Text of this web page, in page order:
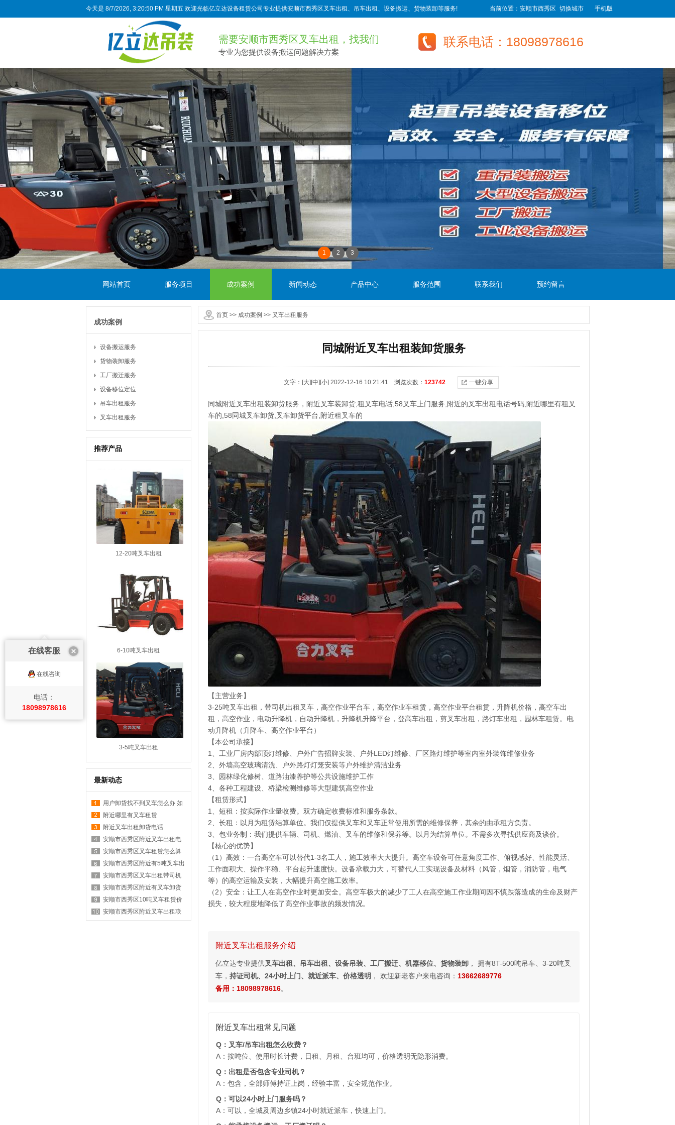
今天是 8/7/2026, 3:20:51 PM 星期五 欢迎光临亿立达设备租赁公司专业提供安顺市西秀区叉车出租、吊车出租、设备搬运、货物装卸等服务! 当前位置：安顺市西秀区 切换城市 手机版
需要安顺市西秀区叉车出租，找我们
专业为您提供设备搬运问题解决方案
联系电话：18098978616
1 2 3
网站首页 服务项目 成功案例 新闻动态 产品中心 服务范围 联系我们 预约留言
首页>> 成功案例 >> 叉车出租服务
成功案例
设备搬运服务
货物装卸服务
工厂搬迁服务
设备移位定位
吊车出租服务
叉车出租服务
推荐产品
12-20吨叉车出租
6-10吨叉车出租
3-5吨叉车出租
最新动态
用户卸货找不到叉车怎么办 如
何在附近找叉车
附近哪里有叉车租赁
附近叉车出租卸货电话
安顺市西秀区附近叉车出租电
话是多少？
安顺市西秀区叉车租赁怎么算
台班？
安顺市西秀区附近有5吨叉车出
租吗？
安顺市西秀区叉车出租带司机
价格？
安顺市西秀区附近有叉车卸货
服务吗？
安顺市西秀区10吨叉车租赁价
格表？
安顺市西秀区附近叉车出租联
同城附近叉车出租装卸货服务
文字： [大] [中] [小] 2022-12-16 10:21:41 浏览次数： 123742 一键分享
同城附近叉车出租装卸货服务，附近叉车装卸货,租叉车电话,58叉车上门服务,附近的叉车出租电话号码,附近哪里有租叉
车的,58同城叉车卸货,叉车卸货平台,附近租叉车的
【主营业务】
3-25吨叉车出租，带司机出租叉车，高空作业平台车，高空作业车租赁，高空作业平台租赁，升降机价格，高空车出
租，高空作业，电动升降机，自动升降机，升降机升降平台，登高车出租，剪叉车出租，路灯车出租，园林车租赁。电
动升降机（升降车、高空作业平台）
【本公司承接】
1、工业厂房内部顶灯维修、户外广告招牌安装、户外LED灯维修、厂区路灯维护等室内室外装饰维修业务
2、外墙高空玻璃清洗、户外路灯灯笼安装等户外维护清洁业务
3、园林绿化修树、道路油漆养护等公共设施维护工作
4、各种工程建设、桥梁检测维修等大型建筑高空作业
【租赁形式】
1、短租：按实际作业量收费。双方确定收费标准和服务条款。
2、长租：以月为租赁结算单位。我们仅提供叉车和叉车正常使用所需的维修保养，其余的由承租方负责。
3、包业务制：我们提供车辆、司机、燃油、叉车的维修和保养等。以月为结算单位。不需多次寻找供应商及谈价。
【核心的优势】
（1）高效：一台高空车可以替代1-3名工人，施工效率大大提升。高空车设备可任意角度工作、俯视感好、性能灵活、
工作面积大、操作平稳、平台起升速度快。设备承载力大，可替代人工实现设备及材料（风管，烟管，消防管，电气
等）的高空运输及安装，大幅提升高空施工效率。
（2）安全：让工人在高空作业时更加安全。高空车极大的减少了工人在高空施工作业期间因不慎跌落造成的生命及财产
损失，较大程度地降低了高空作业事故的频发情况。
附近叉车出租服务介绍
亿立达专业提供叉车出租、吊车出租、设备吊装、工厂搬迁、机器移位、货物装卸， 拥有8T-500吨吊车、3-20吨叉
车， 持证司机、24小时上门、就近派车、价格透明 ， 欢迎新老客户来电咨询： 13662689776
备用：18098978616。
附近叉车出租常见问题
Q：叉车/吊车出租怎么收费？
A：按吨位、使用时长计费，日租、月租、台班均可，价格透明无隐形消费。
Q：出租是否包含专业司机？
A：包含，全部师傅持证上岗，经验丰富，安全规范作业。
Q：可以24小时上门服务吗？
A：可以，全城及周边乡镇24小时就近派车，快速上门。
在线客服
在线咨询
电话：
18098978616